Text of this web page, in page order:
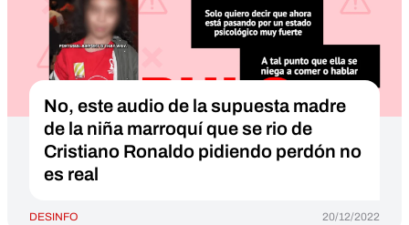
No, este audio de la supuesta madre
de la niña marroquí que se rio de
Cristiano Ronaldo pidiendo perdón no
es real
DESINFO 20/12/2022